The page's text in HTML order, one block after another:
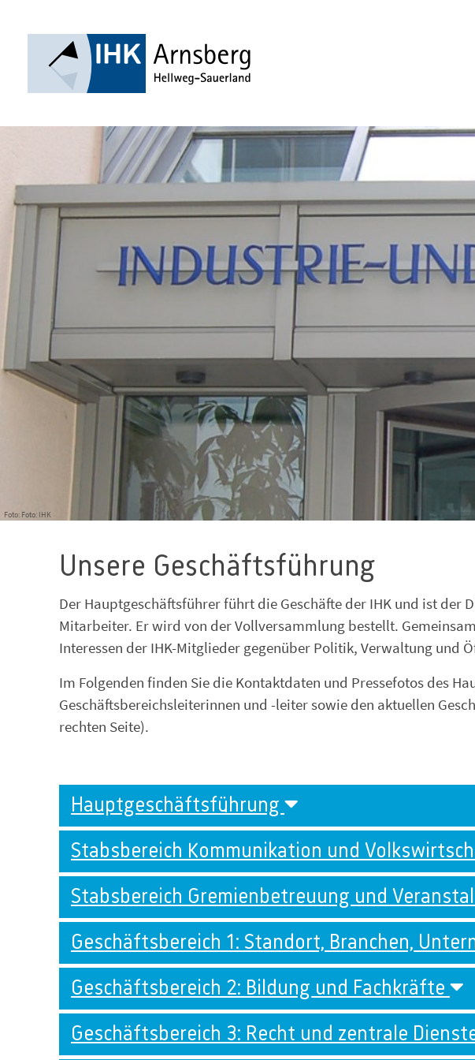
Foto: Foto: IHK
Unsere Geschäftsführung
Der Hauptgeschäftsführer führt die Geschäfte der IHK und ist der
Mitarbeiter. Er wird von der Vollversammlung bestellt.
Interessen der IHK-Mitglieder gegenüber Politik, Verwaltung und
Im Folgenden finden Sie die Kontaktdaten und Pressefotos des
Geschäftsbereichsleiterinnen und -leiter sowie den aktuellen
rechten Seite).
Hauptgeschäftsführung
Stabsbereich Kommunikation und
Stabsbereich Gremienbetreuung und
Geschäftsbereich 1: Standort, Branchen,
Geschäftsbereich 2: Bildung und Fachkräfte
Geschäftsbereich 3: Recht und zentrale